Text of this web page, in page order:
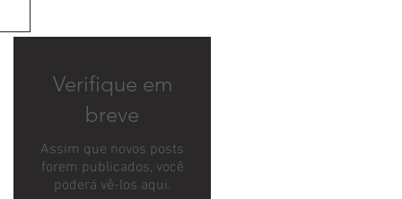
Verifique em
breve
Assim que novos posts
forem publicados, você
poderá vê-los aqui.